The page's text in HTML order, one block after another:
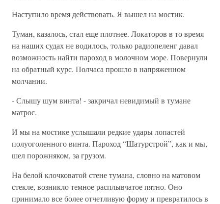
Наступило время действовать. Я вышел на мостик.
Туман, казалось, стал еще плотнее. Локаторов в то время
на наших судах не водилось, только радиопеленг давал
возможность найти пароход в молочном море. Повернули
на обратный курс. Полчаса прошло в напряженном
молчании.
- Слышу шум винта! - закричал невидимый в тумане
матрос.
И мы на мостике услышали редкие удары лопастей
полуоголенного винта. Пароход “Шатурстрой”, как и мы,
шел порожняком, за грузом.
На белой клочковатой стене тумана, словно на матовом
стекле, возникло темное расплывчатое пятно. Оно
принимало все более отчетливую форму и превратилось в